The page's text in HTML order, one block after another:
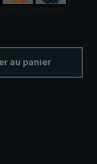
au panier